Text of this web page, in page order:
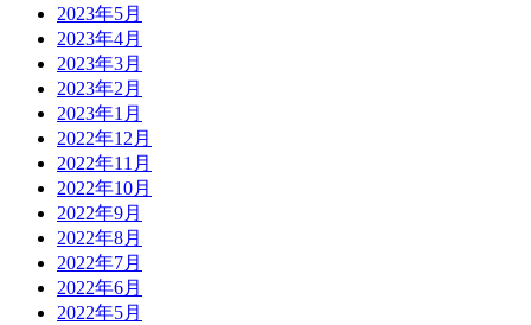
2023年5月
2023年4月
2023年3月
2023年2月
2023年1月
2022年12月
2022年11月
2022年10月
2022年9月
2022年8月
2022年7月
2022年6月
2022年5月